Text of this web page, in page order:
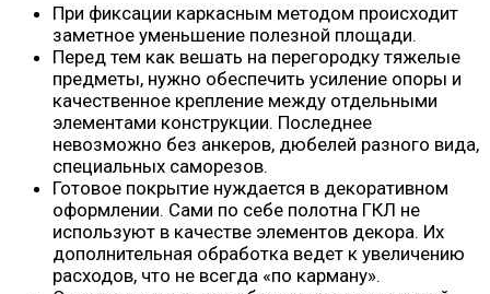
При фиксации каркасным методом происходит
заметное уменьшение полезной площади.
Перед тем как вешать на перегородку тяжелые
предметы, нужно обеспечить усиление опоры и
качественное крепление между отдельными
элементами конструкции. Последнее
невозможно без анкеров, дюбелей разного вида,
специальных саморезов.
Готовое покрытие нуждается в декоративном
оформлении. Сами по себе полотна ГКЛ не
используют в качестве элементов декора. Их
дополнительная обработка ведет к увеличению
расходов, что не всегда «по карману».